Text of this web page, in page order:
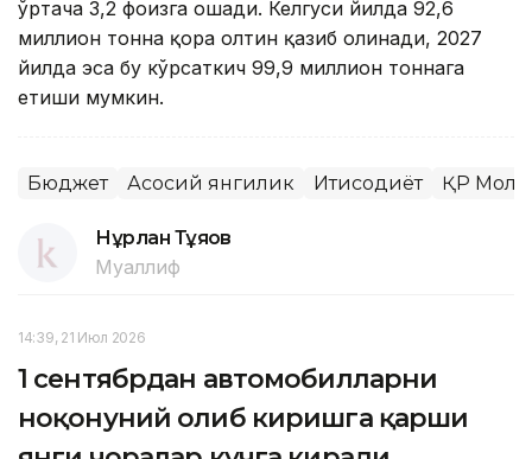
ўртача 3,2 фоизга ошади. Келгуси йилда 92,6
миллион тонна қора олтин қазиб олинади, 2027
йилда эса бу кўрсаткич 99,9 миллион тоннага
етиши мумкин.
Бюджет Асосий янгилик Иқтисодиёт ҚР
Нұрлан Тұяқов
Муаллиф
14:39, 21 Июл 2026
1 сентябрдан автомобилларни
ноқонуний олиб киришга қарши